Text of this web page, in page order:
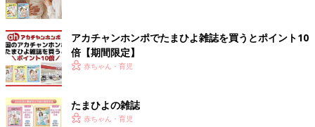
アカチャンホンポでたまひよ雑誌を買うとポイント10
倍【期間限定】
赤ちゃん・育児
たまひよの雑誌
赤ちゃん・育児